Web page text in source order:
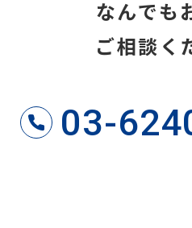
なんでも
ご相談く
03-